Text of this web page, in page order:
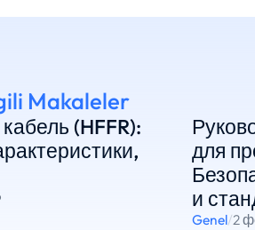
Makaleler
(HFFR):
для
и
Genel/2